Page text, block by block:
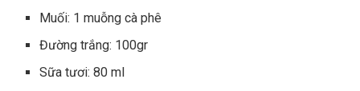
Muối: 1 muỗng cà phê
Đường trắng: 100gr
Sữa tươi: 80 ml